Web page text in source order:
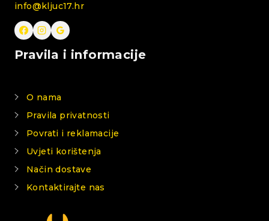
info@kljuc17.hr
Pravila i informacije
O nama
Pravila privatnosti
Povrati i reklamacije
Uvjeti korištenja
Način dostave
Kontaktirajte nas